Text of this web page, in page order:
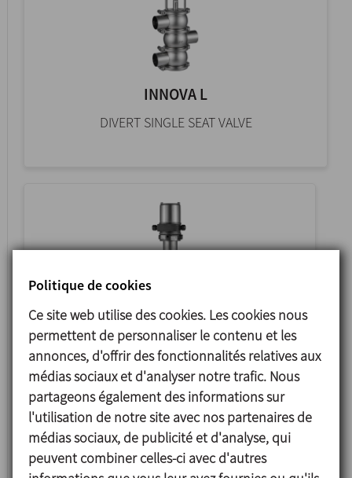
INNOVA L
DIVERT SINGLE SEAT VALVE
INNOVA G
CONTROL SINGLE SEAT VALVE
Politique de cookies
Ce site web utilise des cookies. Les cookies nous
permettent de personnaliser le contenu et les
annonces, d'offrir des fonctionnalités relatives aux
médias sociaux et d'analyser notre trafic. Nous
partageons également des informations sur
l'utilisation de notre site avec nos partenaires de
médias sociaux, de publicité et d'analyse, qui
peuvent combiner celles-ci avec d'autres